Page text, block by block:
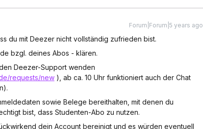
Forum|Forum|5 years ago
du mit Deezer nicht vollständig zufrieden bist.
bzgl. deines Abos - klären.
Deezer-Support wenden
requests/new ), ab ca. 10 Uhr funktioniert auch der Chat
sowie Belege bereithalten, mit denen du
bist, dass Studenten-Abo zu nutzen.
dein Account bereinigt und es würden eventuell